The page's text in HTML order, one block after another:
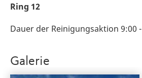
Ring 12
Dauer der Reinigungsaktion 9:00
Galerie